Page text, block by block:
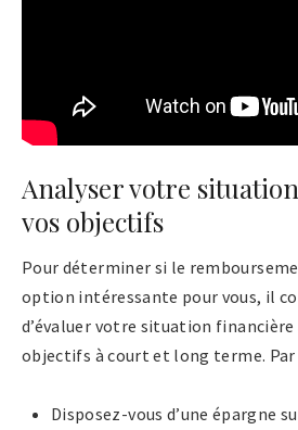
Analyser votre
vos objectifs
Pour déterminer si le
option intéressante pour vous, il
d’évaluer votre situation
objectifs à court et long terme. Par
Disposez-vous d’une épargne